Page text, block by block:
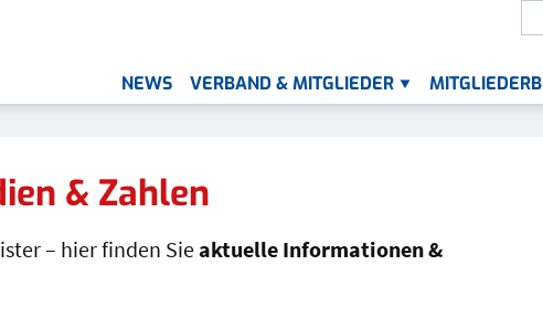
NEWS VERBAND & MITGLIEDER UNTERMENÜ FÜR
& Zahlen
– hier finden Sieaktuelle Informationen &